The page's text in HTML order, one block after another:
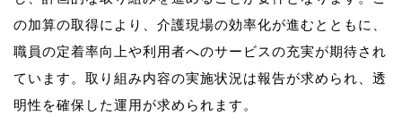
の加算の取得により、介護現場の効率化が進むとともに、
職員の定着率向上や利用者へのサービスの充実が期待され
ています。取り組み内容の実施状況は報告が求められ、透